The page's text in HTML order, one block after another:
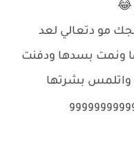
😂
مو دتعالي لعد
ونمت بسدها ودفنت
واتلمس بشرتها